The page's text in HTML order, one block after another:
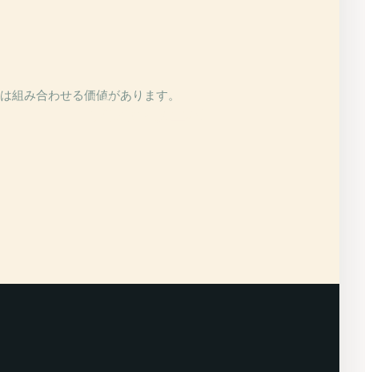
み合わせる価値があります。
PLACE